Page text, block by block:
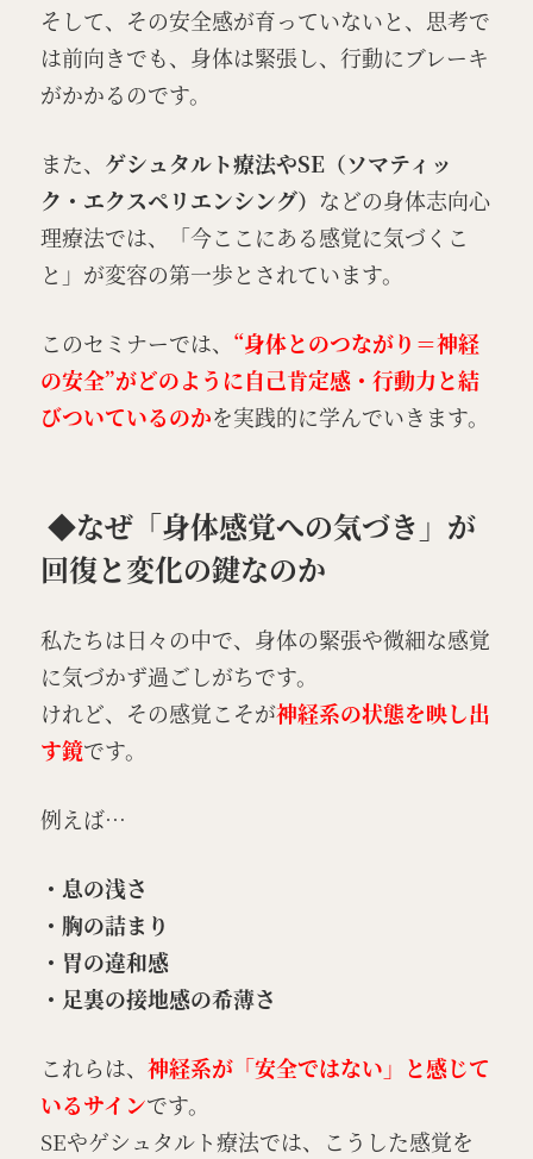
そして、その安全感が育っていないと、思考で
は前向きでも、身体は緊張し、行動にブレーキ
がかかるのです。
また、 ゲシュタルト療法やSE（ソマティッ
ク・エクスペリエンシング） などの身体志向心
理療法では、「今ここにある感覚に気づくこ
と」が変容の第一歩とされています。
このセミナーでは、 “身体とのつながり＝神経
の安全”がどのように自己肯定感・行動力と結
びついているのかを実践的に学んでいきます。
◆なぜ「身体感覚への気づき」が
回復と変化の鍵なのか
私たちは日々の中で、身体の緊張や微細な感覚
に気づかず過ごしがちです。
けれど、その感覚こそが神経系の状態を映し出
す鏡です。
例えば…
・息の浅さ
・胸の詰まり
・胃の違和感
・足裏の接地感の希薄さ
これらは、 神経系が「安全ではない」と感じて
いるサインです。
SEやゲシュタルト療法では、こうした感覚を